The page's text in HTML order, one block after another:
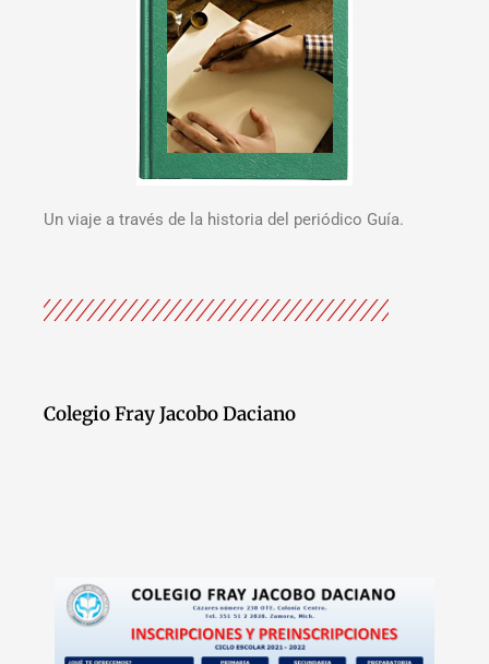
Un viaje a través de la historia del periódico Guía.
Colegio Fray Jacobo Daciano